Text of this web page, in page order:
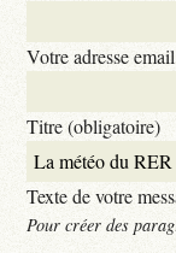
Votre adresse email
Titre (obligatoire)
Texte de votre
Pour créer des